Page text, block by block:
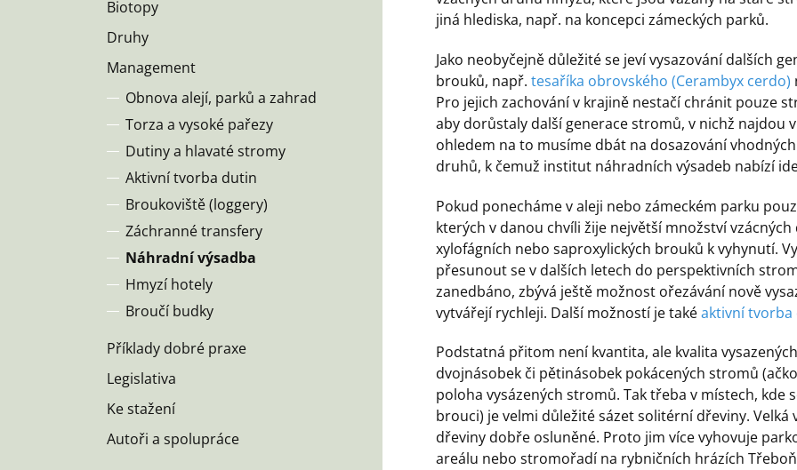
Biotopy
Druhy
Management
Obnova alejí, parků a zahrad
Torza a vysoké pařezy
Dutiny a hlavaté stromy
Aktivní tvorba dutin
Broukoviště (loggery)
Záchranné transfery
Náhradní výsadba
Hmyzí hotely
Broučí budky
Příklady dobré praxe
Legislativa
Ke stažení
Autoři a spolupráce
jiná hlediska, např. na koncepci zámeckých parků.
Jako neobyčejně důležité se jeví vysazování dalších
brouků, např.tesaříka obrovského (Cerambyx cerdo)
Pro jejich zachování v krajině nestačí chránit pouze
aby dorůstaly další generace stromů, v nichž najdou
ohledem na to musíme dbát na dosazování
druhů, k čemuž institut náhradních výsadeb nabízí
Pokud ponecháme v aleji nebo zámeckém parku
kterých v danou chvíli žije největší množství
xylofágních nebo saproxylických brouků k vyhynutí.
přesunout se v dalších letech do perspektivních
zanedbáno, zbývá ještě možnost ořezávání nově
vytvářejí rychleji. Další možností je takéaktivní
Podstatná přitom není kvantita, ale kvalita
dvojnásobek či pětinásobek pokácených stromů
poloha vysázených stromů. Tak třeba v místech, kde
brouci) je velmi důležité sázet solitérní dřeviny.
dřeviny dobře osluněné. Proto jim více vyhovuje
areálu nebo stromořadí na rybničních hrázích